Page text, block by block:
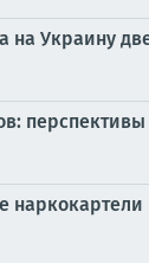
на Украину